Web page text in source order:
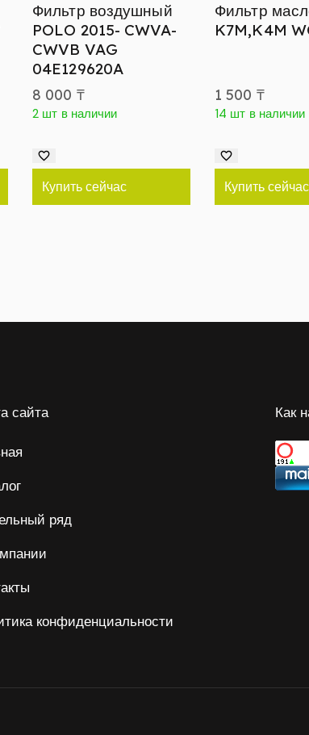
Фильтр воздушный
POLO 2015- CWVA-
CWVB VAG
04E129620A
8 000 ₸
2 шт в наличии
Купить сейчас
Фильтр
K7M,K4M
1 500 ₸
14 шт в наличии
Купить сейчас
сайта
ряд
конфиденциальности
Как